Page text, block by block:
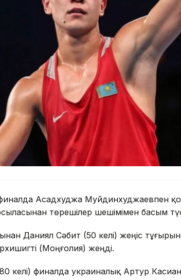
Асадхуджа Муйдинхуджаевпен
төрешілер шешімімен басым
Даниял Сәбит (50 келі) жеңіс
(Моңғолия) жеңді.
келі) финалда украиналық Артур